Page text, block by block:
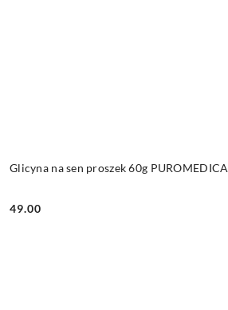
Glicyna na sen proszek 60g PUROMEDICA
Cena:
49.00